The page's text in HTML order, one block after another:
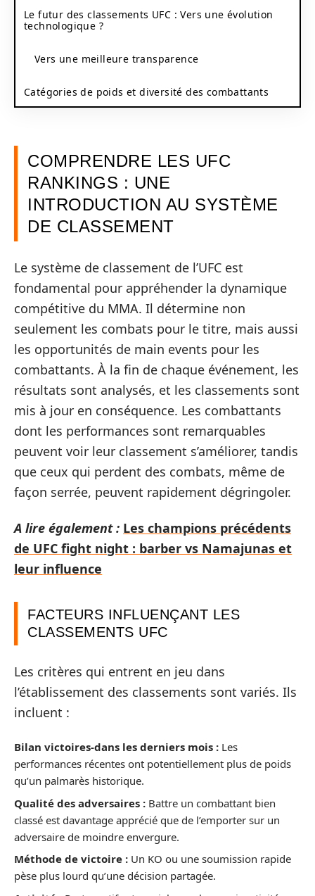
Le futur des classements UFC : Vers une évolution
technologique ?
Vers une meilleure transparence
Catégories de poids et diversité des combattants
COMPRENDRE LES UFC
RANKINGS : UNE
INTRODUCTION AU SYSTÈME
DE CLASSEMENT
Le système de classement de l’UFC est
fondamental pour appréhender la dynamique
compétitive du MMA. Il détermine non
seulement les combats pour le titre, mais aussi
les opportunités de main events pour les
combattants. À la fin de chaque événement, les
résultats sont analysés, et les classements sont
mis à jour en conséquence. Les combattants
dont les performances sont remarquables
peuvent voir leur classement s’améliorer, tandis
que ceux qui perdent des combats, même de
façon serrée, peuvent rapidement dégringoler.
A lire également : Les champions précédents
de UFC fight night : barber vs Namajunas et
leur influence
FACTEURS INFLUENÇANT LES
CLASSEMENTS UFC
Les critères qui entrent en jeu dans
l’établissement des classements sont variés. Ils
incluent :
Bilan victoires-dans les derniers mois : Les
performances récentes ont potentiellement plus de poids
qu’un palmarès historique.
Qualité des adversaires : Battre un combattant bien
classé est davantage apprécié que de l’emporter sur un
adversaire de moindre envergure.
Méthode de victoire : Un KO ou une soumission rapide
pèse plus lourd qu’une décision partagée.